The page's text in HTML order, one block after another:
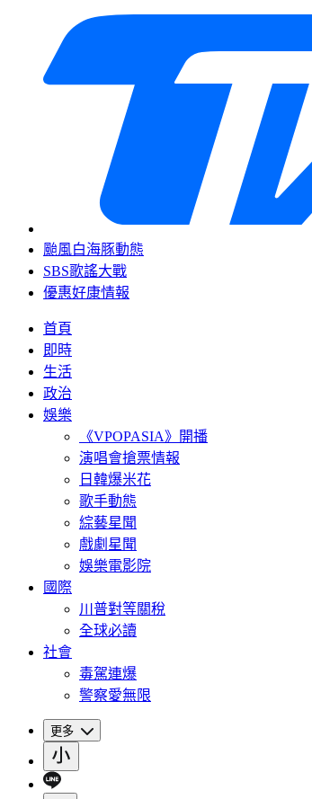
颱風白海豚動態
SBS歌謠大戰
優惠好康情報
首頁
即時
生活
政治
娛樂
《VPOPASIA》開播
演唱會搶票情報
日韓爆米花
歌手動態
綜藝星聞
戲劇星聞
娛樂電影院
國際
川普對等關稅
全球必讀
社會
毒駕連爆
警察愛無限
更多